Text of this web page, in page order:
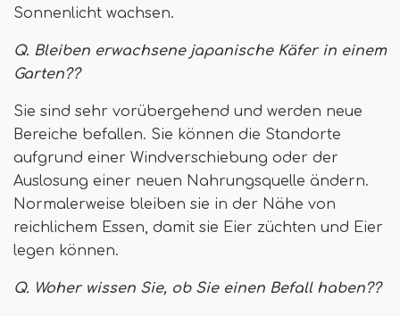
Sonnenlicht wachsen.
Q. Bleiben erwachsene japanische Käfer in einem
Garten??
Sie sind sehr vorübergehend und werden neue
Bereiche befallen. Sie können die Standorte
aufgrund einer Windverschiebung oder der
Auslosung einer neuen Nahrungsquelle ändern.
Normalerweise bleiben sie in der Nähe von
reichlichem Essen, damit sie Eier züchten und Eier
legen können.
Q. Woher wissen Sie, ob Sie einen Befall haben??